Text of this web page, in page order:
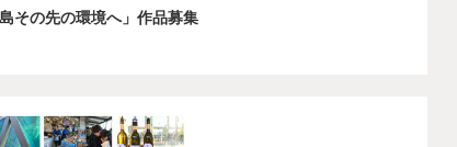
その先の環境へ」作品募集